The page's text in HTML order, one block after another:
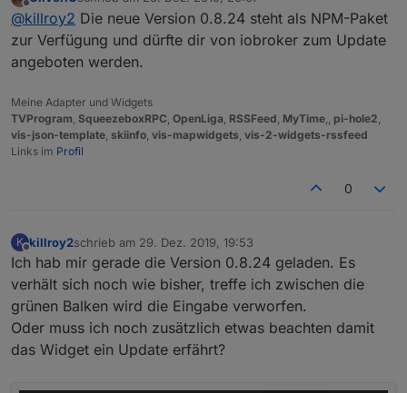
Offline
zuletzt editiert von
@killroy2 Die neue Version 0.8.24 steht als NPM-Paket
zur Verfügung und dürfte dir von iobroker zum Update
angeboten werden.
Meine Adapter und Widgets
TVProgram, SqueezeboxRPC, OpenLiga, RSSFeed, MyTime,, pi-hole2,
vis-json-template, skiinfo, vis-mapwidgets, vis-2-widgets-rssfeed
Links im Profil
0
K
Offline
killroy2schrieb am 29. Dez. 2019, 19:53
zuletzt editiert von
Ich hab mir gerade die Version 0.8.24 geladen. Es
verhält sich noch wie bisher, treffe ich zwischen die
grünen Balken wird die Eingabe verworfen.
Oder muss ich noch zusätzlich etwas beachten damit
das Widget ein Update erfährt?